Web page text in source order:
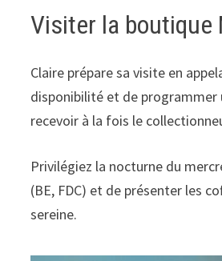
Visiter la boutique
Claire prépare sa visite en
disponibilité et de
recevoir à la fois le
Privilégiez la nocturne du
(BE, FDC) et de présenter les
sereine.